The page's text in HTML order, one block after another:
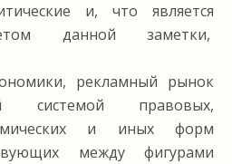
и, что является
данной заметки,
рекламный рынок
системой правовых,
и иных форм
между фигурами